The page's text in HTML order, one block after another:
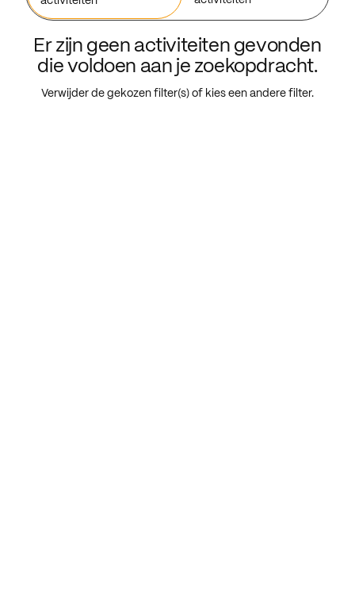
Er zijn geen activiteiten gevonden
die voldoen aan je zoekopdracht.
Verwijder de gekozen filter(s) of kies een andere filter.